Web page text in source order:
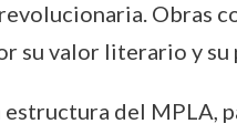
Obras
su valor literario y
del MPLA,